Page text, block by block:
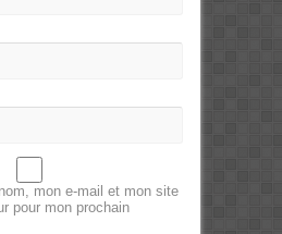
mon e-mail et mon site
pour mon prochain